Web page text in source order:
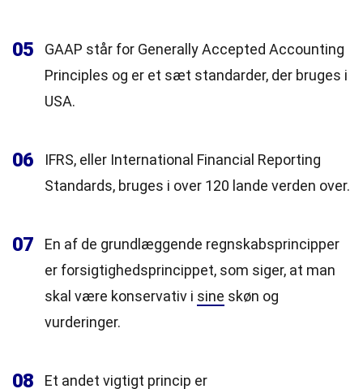
05
GAAP står for Generally Accepted Accounting
Principles og er et sæt standarder, der bruges i
USA.
06
IFRS, eller International Financial Reporting
Standards, bruges i over 120 lande verden over.
07
En af de grundlæggende regnskabsprincipper
er forsigtighedsprincippet, som siger, at man
skal være konservativ i sine skøn og
vurderinger.
08 Et andet vigtigt princip er